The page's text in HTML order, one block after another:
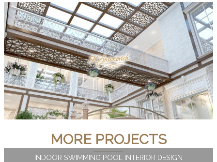
MORE PROJECTS
INDOOR SWIMMING POOL INTERIOR DESIGN